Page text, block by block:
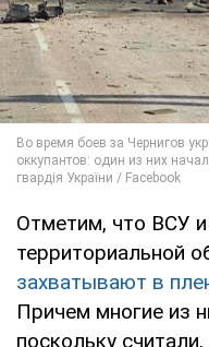
Отметим, что ВСУ
территориальной
захватывают в
Причем многие из
поскольку